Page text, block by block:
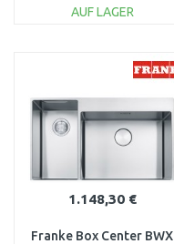
AUF LAGER
1.148,30 €
Franke Box Center BWX